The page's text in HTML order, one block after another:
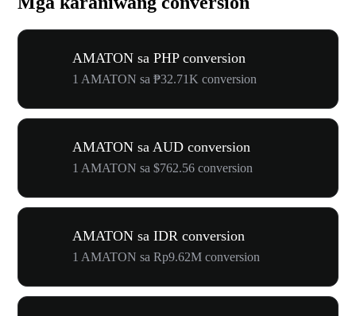
AMATON sa PHP conversion
1 AMATON sa ₱32.71K conversion
AMATON sa AUD conversion
1 AMATON sa $762.56 conversion
AMATON sa IDR conversion
1 AMATON sa Rp9.62M conversion